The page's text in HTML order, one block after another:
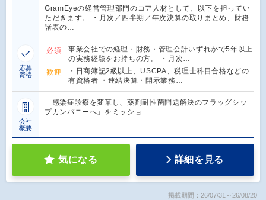
GramEyeの経営管理部門のコア人材として、以下を担ってい
ただきます。 ・月次／四半期／年次決算の取りまとめ、財務
諸表の…
応募
資格
必須
事業会社での経理・財務・管理会計いずれかで5年以上
の実務経験をお持ちの方。 ・月次…
歓迎
・日商簿記2級以上、USCPA、税理士科目合格などの
有資格者 ・連結決算・開示業務…
会社
概要
「感染症診療を変革し、薬剤耐性菌問題解決のフラッグシッ
プカンパニーへ」をミッショ…
気になる 詳細を見る
掲載期間：26/07/31～26/08/20